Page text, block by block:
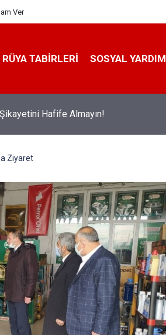
Ver
RÜYA TABIRLERI SOSYAL YARDIM
Hafife Almayın!
Ziyaret